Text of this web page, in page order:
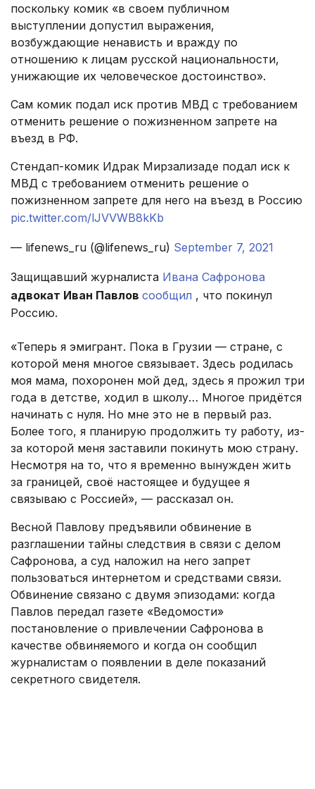
поскольку комик «в своем публичном
выступлении допустил выражения,
возбуждающие ненависть и вражду по
отношению к лицам русской национальности,
унижающие их человеческое достоинство».
Сам комик подал иск против МВД с требованием
отменить решение о пожизненном запрете на
въезд в РФ.
Стендап-комик Идрак Мирзализаде подал иск к
МВД с требованием отменить решение о
пожизненном запрете для него на въезд в Россию
pic.twitter.com/lJVVWB8kKb
— lifenews_ru (@lifenews_ru) September 7, 2021
Защищавший журналиста Ивана Сафронова
адвокат Иван Павлов сообщил , что покинул
Россию.
«Теперь я эмигрант. Пока в Грузии — стране, с
которой меня многое связывает. Здесь родилась
моя мама, похоронен мой дед, здесь я прожил три
года в детстве, ходил в школу… Многое придётся
начинать с нуля. Но мне это не в первый раз.
Более того, я планирую продолжить ту работу, из-
за которой меня заставили покинуть мою страну.
Несмотря на то, что я временно вынужден жить
за границей, своё настоящее и будущее я
связываю с Россией», — рассказал он.
Весной Павлову предъявили обвинение в
разглашении тайны следствия в связи с делом
Сафронова, а суд наложил на него запрет
пользоваться интернетом и средствами связи.
Обвинение связано с двумя эпизодами: когда
Павлов передал газете «Ведомости»
постановление о привлечении Сафронова в
качестве обвиняемого и когда он сообщил
журналистам о появлении в деле показаний
секретного свидетеля.